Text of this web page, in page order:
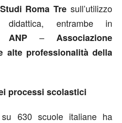
Roma Tre sull’utilizzo
entrambe in
ANP – Associazione
alte professionalità della
processi scolastici
su 630 scuole italiane ha